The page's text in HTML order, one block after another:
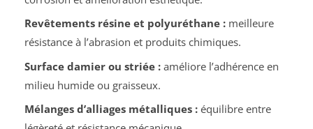
Revêtements résine et polyuréthane :meilleure
résistance à l’abrasion et produits chimiques.
Surface damier ou striée :améliore l’adhérence en
milieu humide ou graisseux.
Mélanges d’alliages métalliques :équilibre entre